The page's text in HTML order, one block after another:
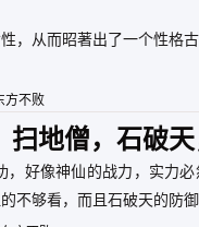
，从而昭著出了一个性格
方不败
地僧，石破
一？
好像神仙的战力，实力
不够看，而且石破天的防